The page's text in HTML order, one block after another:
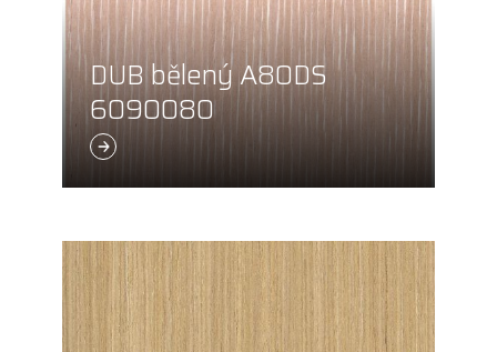
DUB bělený A80DS
6090080